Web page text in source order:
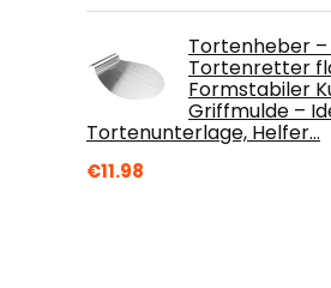
Tortenheber –
Tortenretter
Formstabiler
Griffmulde –
Tortenunterlage, Helfer…
€11.98